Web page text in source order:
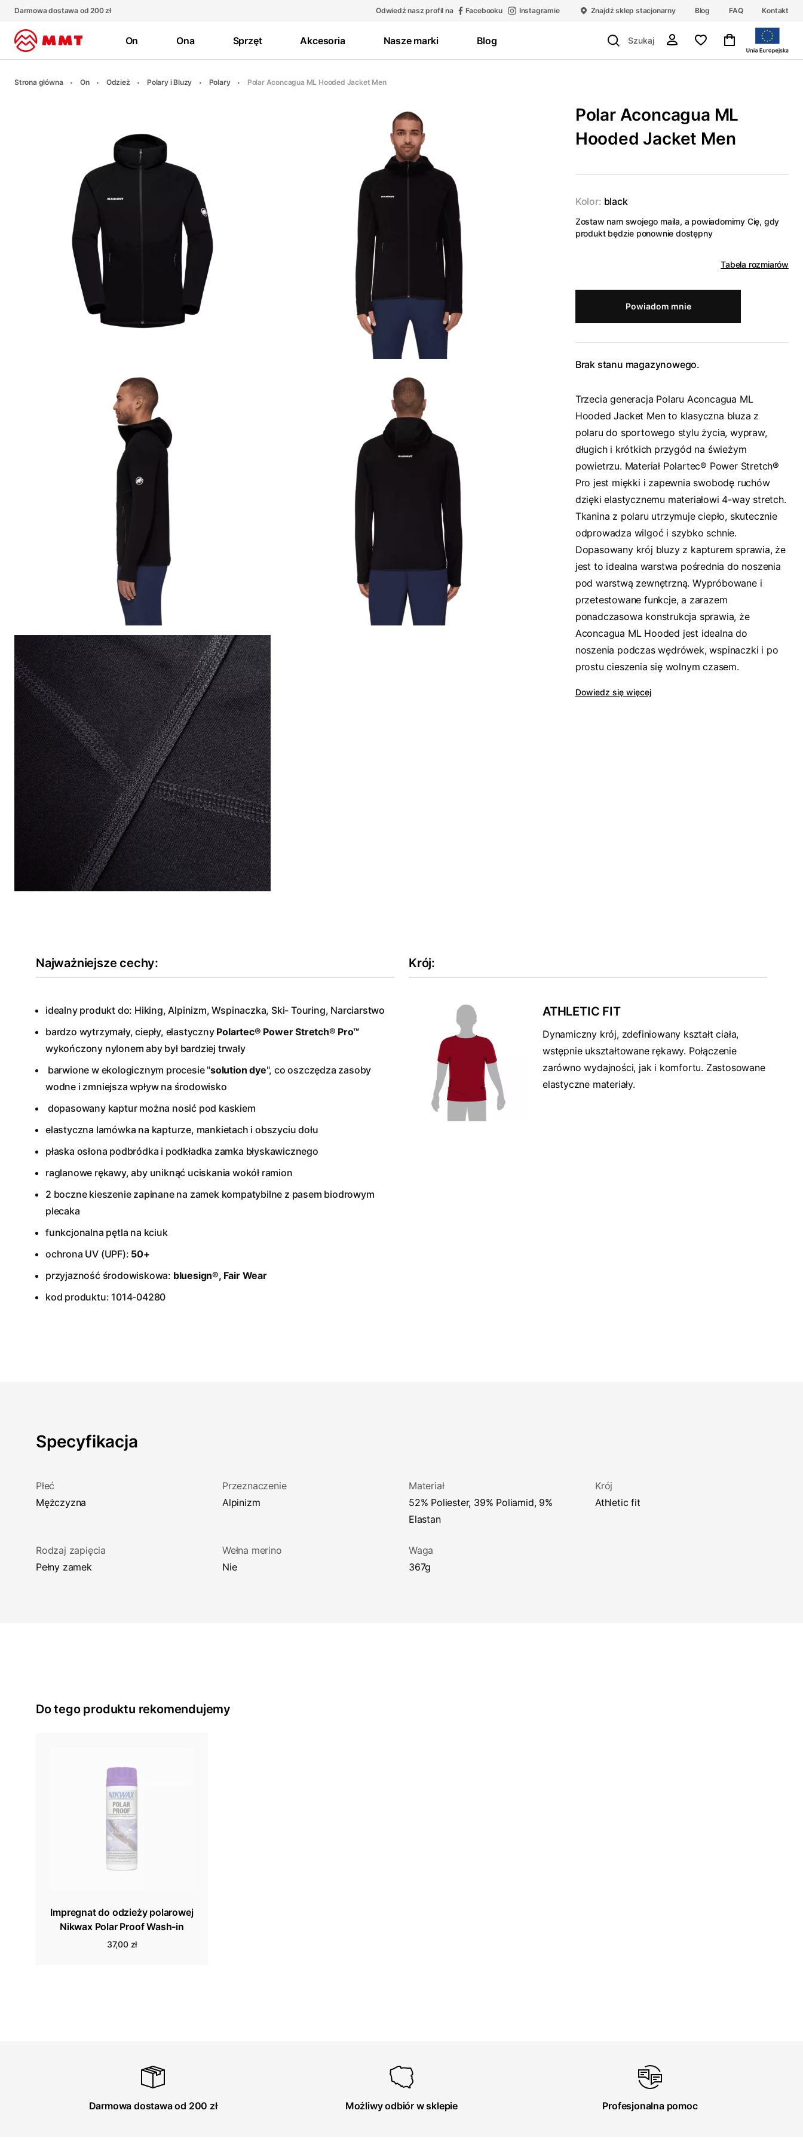
Darmowa dostawa od 200 zł Odwiedź nasz profil na Facebooku Instagramie Znajdź sklep stacjonarny Blog FAQ Kontakt
On Ona Sprzęt Akcesoria Nasze marki Blog
Strona główna On Odzież Polary i Bluzy Polary Polar Aconcagua ML Hooded Jacket Men
Polar Aconcagua ML
Hooded Jacket Men
Kolor: black
Zostaw nam swojego maila, a powiadomimy Cię, gdy
produkt będzie ponownie dostępny
Tabela rozmiarów
Powiadom mnie
Brak stanu magazynowego.
Trzecia generacja Polaru Aconcagua ML
Hooded Jacket Men to klasyczna bluza z
polaru do sportowego stylu życia, wypraw,
długich i krótkich przygód na świeżym
powietrzu. Materiał Polartec® Power Stretch®
Pro jest miękki i zapewnia swobodę ruchów
dzięki elastycznemu materiałowi 4-way stretch.
Tkanina z polaru utrzymuje ciepło, skutecznie
odprowadza wilgoć i szybko schnie.
Dopasowany krój bluzy z kapturem sprawia, że
jest to idealna warstwa pośrednia do noszenia
pod warstwą zewnętrzną. Wypróbowane i
przetestowane funkcje, a zarazem
ponadczasowa konstrukcja sprawia, że
Aconcagua ML Hooded jest idealna do
noszenia podczas wędrówek, wspinaczki i po
prostu cieszenia się wolnym czasem.
Dowiedz się więcej
Najważniejsze cechy:
idealny produkt do: Hiking, Alpinizm, Wspinaczka, Ski- Touring, Narciarstwo
bardzo wytrzymały, ciepły, elastyczny Polartec® Power Stretch® Pro™
wykończony nylonem aby był bardziej trwały
barwione w ekologicznym procesie "solution dye", co oszczędza zasoby
wodne i zmniejsza wpływ na środowisko
dopasowany kaptur można nosić pod kaskiem
elastyczna lamówka na kapturze, mankietach i obszyciu dołu
płaska osłona podbródka i podkładka zamka błyskawicznego
raglanowe rękawy, aby uniknąć uciskania wokół ramion
2 boczne kieszenie zapinane na zamek kompatybilne z pasem biodrowym
plecaka
funkcjonalna pętla na kciuk
ochrona UV (UPF): 50+
przyjazność środowiskowa: bluesign®, Fair Wear
kod produktu: 1014-04280
Krój:
ATHLETIC FIT
Dynamiczny krój, zdefiniowany kształt ciała,
wstępnie ukształtowane rękawy. Połączenie
zarówno wydajności, jak i komfortu. Zastosowane
elastyczne materiały.
Specyfikacja
Płeć
Mężczyzna
Przeznaczenie
Alpinizm
Materiał
52% Poliester, 39% Poliamid, 9%
Elastan
Krój
athletic fit
Rodzaj zapięcia
Pełny zamek
Wełna merino
Nie
Waga
367g
Do tego produktu rekomendujemy
Impregnat do odzieży polarowej
Nikwax Polar Proof Wash-in
37,00 zł
Darmowa dostawa od 200 zł Możliwy odbiór w sklepie Profesjonalna pomoc